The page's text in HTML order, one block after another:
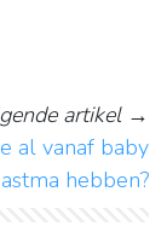
artikel→
al vanaf baby
astma hebben?